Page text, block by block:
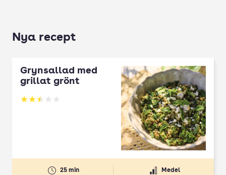
Nya recept
Grynsallad med
grillat grönt
Betyg: 2.5 av 5
25 min Medel